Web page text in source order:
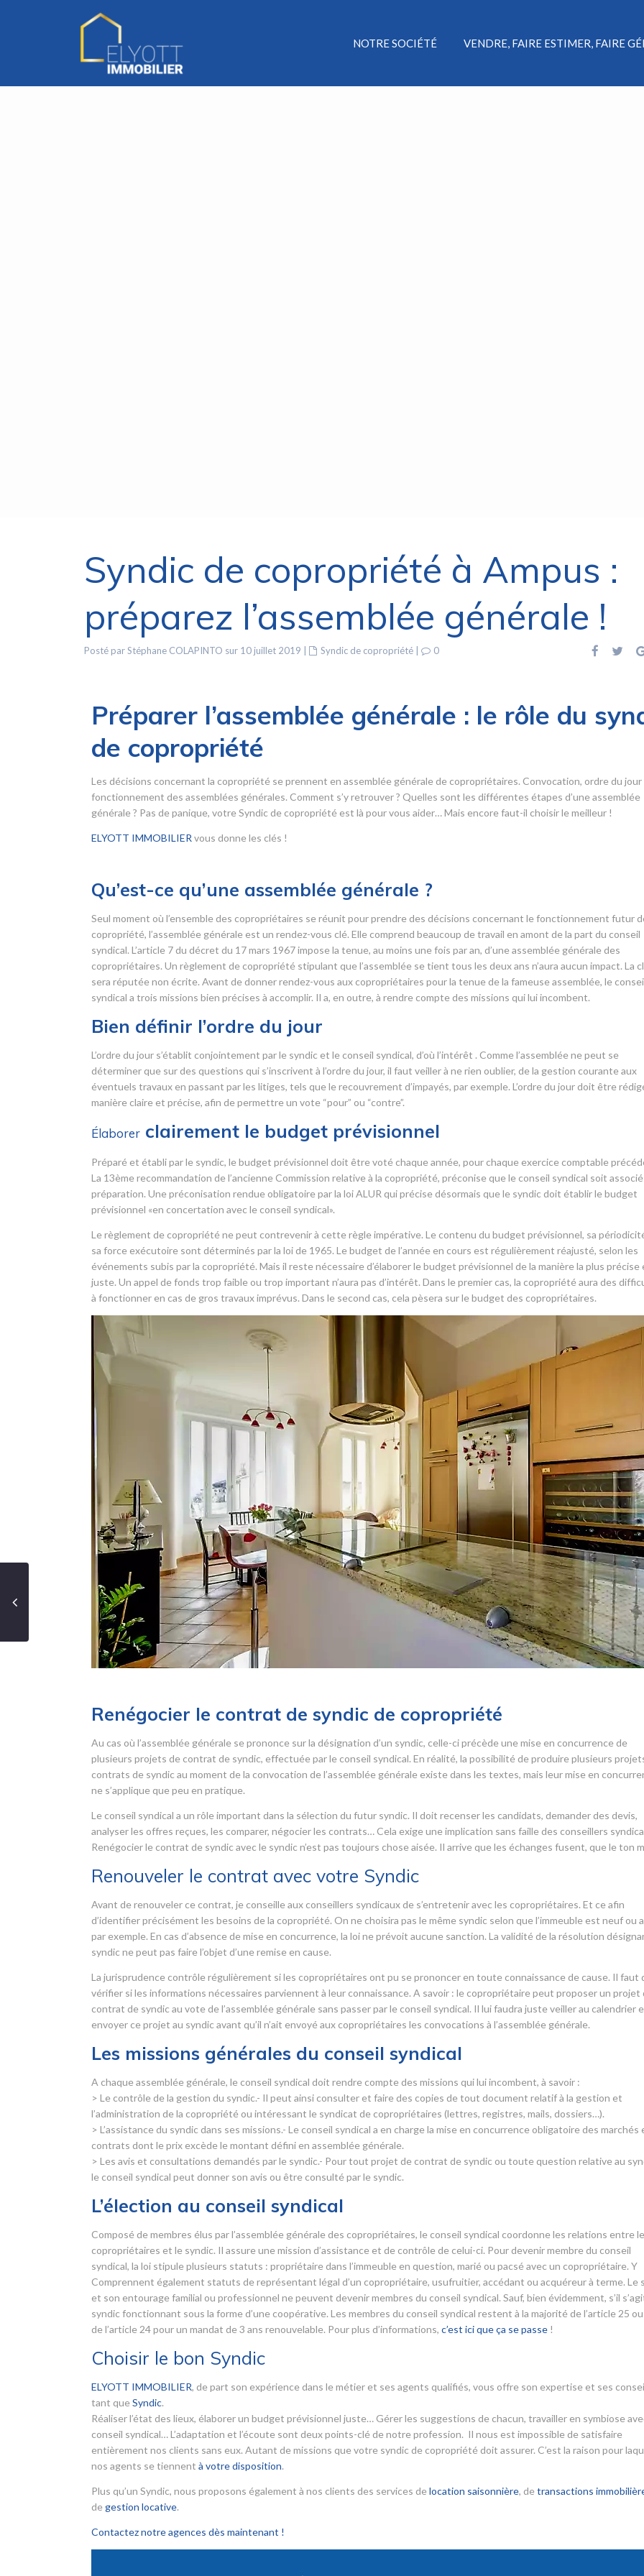
NOTRE SOCIÉTÉ VENDRE, FAIRE ESTIMER, FAIRE
Syndic de copropriété à Ampus :
préparez l’assemblée générale !
Posté par Stéphane COLAPINTO sur 10 juillet 2019 Syndic de copropriété 0
Préparer l’assemblée générale : le rôle du
de copropriété
Les décisions concernant la copropriété se prennent en assemblée générale de copropriétaires. Convocation, ordre du
fonctionnement des assemblées générales. Comment s’y retrouver ? Quelles sont les différentes étapes d’une assemblée
générale ? Pas de panique, votre Syndic de copropriété est là pour vous aider… Mais encore faut-il choisir le meilleur !
ELYOTT IMMOBILIER vous donne les clés !
Qu’est-ce qu’une assemblée générale ?
Seul moment où l’ensemble des copropriétaires se réunit pour prendre des décisions concernant le fonctionnement futur
copropriété, l’assemblée générale est un rendez-vous clé. Elle comprend beaucoup de travail en amont de la part du conseil
syndical. L’article 7 du décret du 17 mars 1967 impose la tenue, au moins une fois par an, d’une assemblée générale des
copropriétaires. Un règlement de copropriété stipulant que l’assemblée se tient tous les deux ans n’aura aucun impact. La
sera réputée non écrite. Avant de donner rendez-vous aux copropriétaires pour la tenue de la fameuse assemblée, le
syndical a trois missions bien précises à accomplir. Il a, en outre, à rendre compte des missions qui lui incombent.
Bien définir l’ordre du jour
L’ordre du jour s’établit conjointement par le syndic et le conseil syndical, d’où l’intérêt . Comme l’assemblée ne peut se
déterminer que sur des questions qui s’inscrivent à l’ordre du jour, il faut veiller à ne rien oublier, de la gestion courante aux
éventuels travaux en passant par les litiges, tels que le recouvrement d’impayés, par exemple. L’ordre du jour doit être
manière claire et précise, afin de permettre un vote “pour” ou “contre”.
Élaborer clairement le budget prévisionnel
Préparé et établi par le syndic, le budget prévisionnel doit être voté chaque année, pour chaque exercice comptable
La 13ème recommandation de l’ancienne Commission relative à la copropriété, préconise que le conseil syndical soit associé
préparation. Une préconisation rendue obligatoire par la loi ALUR qui précise désormais que le syndic doit établir le budget
prévisionnel «en concertation avec le conseil syndical».
Le règlement de copropriété ne peut contrevenir à cette règle impérative. Le contenu du budget prévisionnel, sa
sa force exécutoire sont déterminés par la loi de 1965. Le budget de l’année en cours est régulièrement réajusté, selon les
événements subis par la copropriété. Mais il reste nécessaire d’élaborer le budget prévisionnel de la manière la plus précise
juste. Un appel de fonds trop faible ou trop important n’aura pas d’intérêt. Dans le premier cas, la copropriété aura des
à fonctionner en cas de gros travaux imprévus. Dans le second cas, cela pèsera sur le budget des copropriétaires.
Renégocier le contrat de syndic de copropriété
Au cas où l’assemblée générale se prononce sur la désignation d’un syndic, celle-ci précède une mise en concurrence de
plusieurs projets de contrat de syndic, effectuée par le conseil syndical. En réalité, la possibilité de produire plusieurs
contrats de syndic au moment de la convocation de l’assemblée générale existe dans les textes, mais leur mise en
ne s’applique que peu en pratique.
Le conseil syndical a un rôle important dans la sélection du futur syndic. Il doit recenser les candidats, demander des devis,
analyser les offres reçues, les comparer, négocier les contrats… Cela exige une implication sans faille des conseillers
Renégocier le contrat de syndic avec le syndic n’est pas toujours chose aisée. Il arrive que les échanges fusent, que le ton
Renouveler le contrat avec votre Syndic
Avant de renouveler ce contrat, je conseille aux conseillers syndicaux de s’entretenir avec les copropriétaires. Et ce afin
d’identifier précisément les besoins de la copropriété. On ne choisira pas le même syndic selon que l’immeuble est neuf ou
par exemple. En cas d’absence de mise en concurrence, la loi ne prévoit aucune sanction. La validité de la résolution
syndic ne peut pas faire l’objet d’une remise en cause.
La jurisprudence contrôle régulièrement si les copropriétaires ont pu se prononcer en toute connaissance de cause. Il faut
vérifier si les informations nécessaires parviennent à leur connaissance. A savoir : le copropriétaire peut proposer un projet
contrat de syndic au vote de l’assemblée générale sans passer par le conseil syndical. Il lui faudra juste veiller au calendrier
envoyer ce projet au syndic avant qu’il n’ait envoyé aux copropriétaires les convocations à l’assemblée générale.
Les missions générales du conseil syndical
A chaque assemblée générale, le conseil syndical doit rendre compte des missions qui lui incombent, à savoir :
> Le contrôle de la gestion du syndic.- Il peut ainsi consulter et faire des copies de tout document relatif à la gestion et
l’administration de la copropriété ou intéressant le syndicat de copropriétaires (lettres, registres, mails, dossiers…).
> L’assistance du syndic dans ses missions.- Le conseil syndical a en charge la mise en concurrence obligatoire des marchés
contrats dont le prix excède le montant défini en assemblée générale.
> Les avis et consultations demandés par le syndic.- Pour tout projet de contrat de syndic ou toute question relative au
le conseil syndical peut donner son avis ou être consulté par le syndic.
L’élection au conseil syndical
Composé de membres élus par l’assemblée générale des copropriétaires, le conseil syndical coordonne les relations entre
copropriétaires et le syndic. Il assure une mission d’assistance et de contrôle de celui-ci. Pour devenir membre du conseil
syndical, la loi stipule plusieurs statuts : propriétaire dans l’immeuble en question, marié ou pacsé avec un copropriétaire. Y
Comprennent également statuts de représentant légal d’un copropriétaire, usufruitier, accédant ou acquéreur à terme. Le
et son entourage familial ou professionnel ne peuvent devenir membres du conseil syndical. Sauf, bien évidemment, s’il
syndic fonctionnant sous la forme d’une coopérative. Les membres du conseil syndical restent à la majorité de l’article 25
de l’article 24 pour un mandat de 3 ans renouvelable. Pour plus d’informations, c’est ici que ça se passe !
Choisir le bon Syndic
ELYOTT IMMOBILIER, de part son expérience dans le métier et ses agents qualifiés, vous offre son expertise et ses
tant que Syndic.
Réaliser l’état des lieux, élaborer un budget prévisionnel juste… Gérer les suggestions de chacun, travailler en symbiose
conseil syndical… L’adaptation et l’écoute sont deux points-clé de notre profession. Il nous est impossible de satisfaire
entièrement nos clients sans eux. Autant de missions que votre syndic de copropriété doit assurer. C’est la raison pour
nos agents se tiennent à votre disposition.
Plus qu’un Syndic, nous proposons également à nos clients des services de location saisonnière, de transactions
de gestion locative.
Contactez notre agences dès maintenant !